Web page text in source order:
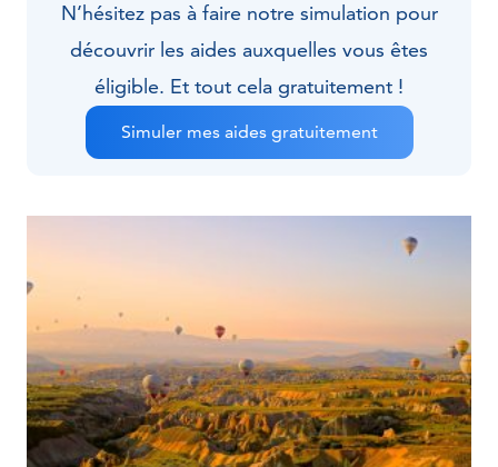
N’hésitez pas à faire notre simulation pour
découvrir les aides auxquelles vous êtes
éligible. Et tout cela gratuitement !
Simuler mes aides gratuitement